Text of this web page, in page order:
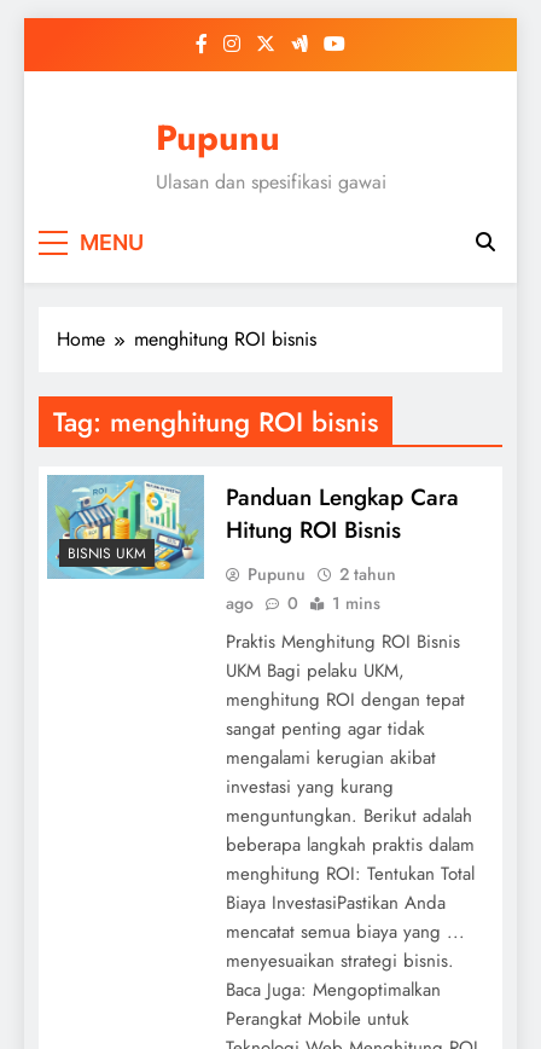
Pupunu
Ulasan dan spesifikasi gawai
MENU
Home menghitung ROI bisnis
Tag: menghitung ROI bisnis
BISNIS UKM
Panduan Lengkap Cara
Hitung ROI Bisnis
Pupunu
2 tahun
ago
0 1 mins
Praktis Menghitung ROI Bisnis
UKM Bagi pelaku UKM,
menghitung ROI dengan tepat
sangat penting agar tidak
mengalami kerugian akibat
investasi yang kurang
menguntungkan. Berikut adalah
beberapa langkah praktis dalam
menghitung ROI: Tentukan Total
Biaya InvestasiPastikan Anda
mencatat semua biaya yang ...
menyesuaikan strategi bisnis.
Baca Juga: Mengoptimalkan
Perangkat Mobile untuk